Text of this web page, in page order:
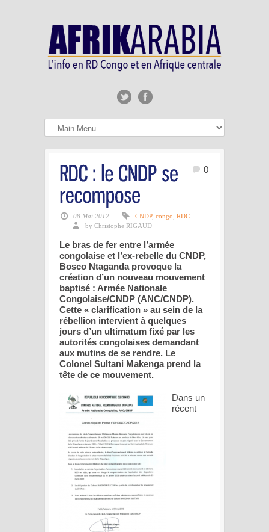
0
08 Mai 2012 CNDP, congo RDC
by Christophe RIGAUD
Le bras de fer entre l’armée
congolaise et l’ex-rebelle du CNDP,
Bosco Ntaganda provoque la
création d’un nouveau mouvement
baptisé : Armée Nationale
Congolaise/CNDP (ANC/CNDP).
Cette « clarification » au sein de la
rébellion intervient à quelques
jours d’un ultimatum fixé par les
autorités congolaises demandant
aux mutins de se rendre. Le
Colonel Sultani Makenga prend la
tête de ce mouvement.
Dans un
récent